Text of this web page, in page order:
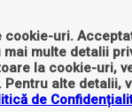
cookie-uri.
multe detalii
la cookie-uri,
. Pentru alte detalii,
de